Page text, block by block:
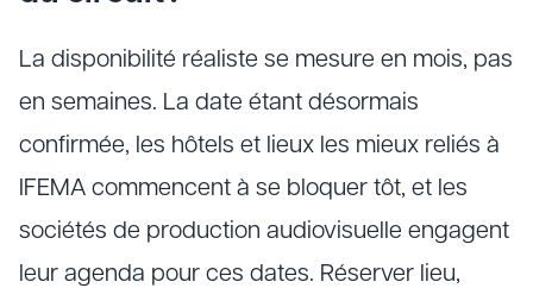
La disponibilité réaliste se mesure en mois, pas
en semaines. La date étant désormais
confirmée, les hôtels et lieux les mieux reliés à
IFEMA commencent à se bloquer tôt, et les
sociétés de production audiovisuelle engagent
leur agenda pour ces dates. Réserver lieu,